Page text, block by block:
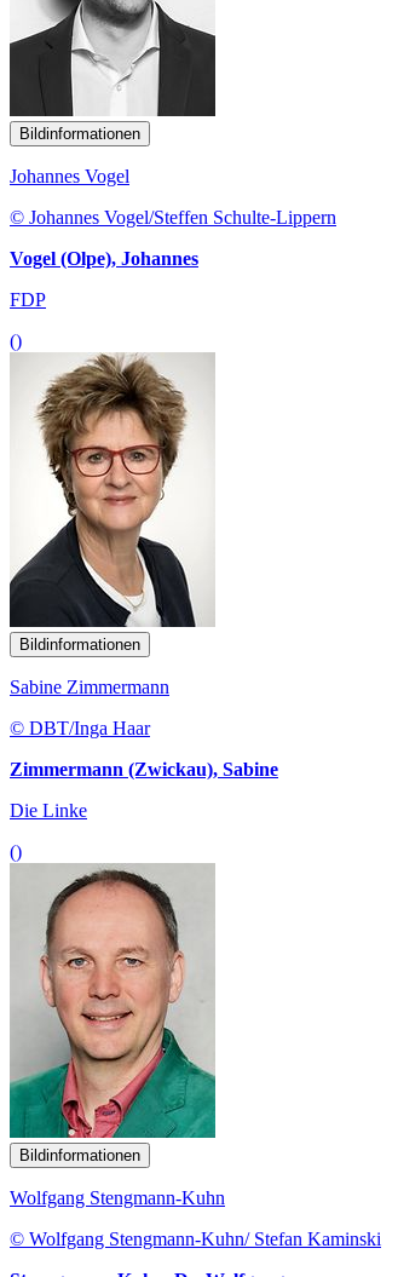
Bildinformationen
Johannes Vogel
© Johannes Vogel/Steffen Schulte-Lippern
Vogel (Olpe), Johannes
FDP
()
Bildinformationen
Sabine Zimmermann
© DBT/Inga Haar
Zimmermann (Zwickau), Sabine
Die Linke
()
Bildinformationen
Wolfgang Stengmann-Kuhn
© Wolfgang Stengmann-Kuhn/ Stefan Kaminski